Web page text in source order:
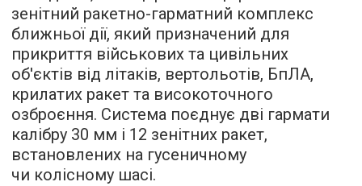
зенітний ракетно-гарматний комплекс
ближньої дії, який призначений для
прикриття військових та цивільних
об'єктів від літаків, вертольотів, БпЛА,
крилатих ракет та високоточного
озброєння. Система поєднує дві гармати
калібру 30 мм і 12 зенітних ракет,
встановлених на гусеничному
чи колісному шасі.